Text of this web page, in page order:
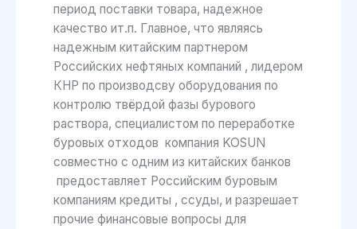
период поставки товара, надежное
качество ит.п. Главное, что являясь
надежным китайским партнером
Российских нефтяных компаний , лидером
КНР по производсву оборудования по
контролю твёрдой фазы бурового
раствора, специалистом по переработке
буровых отходов компания KOSUN
совместно с одним из китайских банков
предоставляет Российским буровым
компаниям кредиты , ссуды, и разрешает
прочие финансовые вопросы для